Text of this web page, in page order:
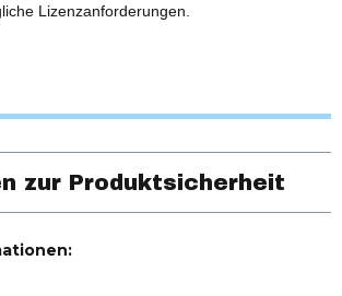
Lizenzanforderungen.
zur Produktsicherheit